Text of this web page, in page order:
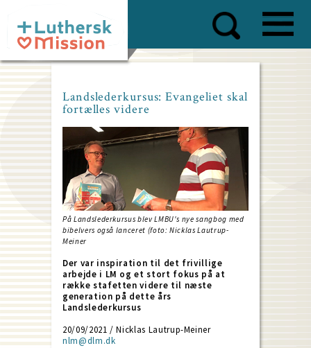
main
content
Landslederkursus: Evangeliet skal
fortælles videre
På Landslederkursus blev LMBU's nye sangbog med
bibelvers også lanceret (foto: Nicklas Lautrup-
Meiner
Der var inspiration til det frivillige
arbejde i LM og et stort fokus på at
række stafetten videre til næste
generation på dette års
Landslederkursus
20/09/2021 / Nicklas Lautrup-Meiner
nlm@dlm.dk